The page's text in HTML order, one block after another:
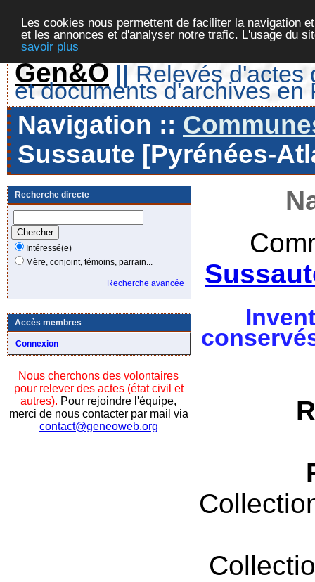
Les cookies nous permettent de faciliter la navigation
et les annonces et d'analyser notre trafic. L'usage du
savoir plus
Gen&O || Relevés d'actes
et documents d'archives en
Navigation ::
Sussaute [Pyrénées-
Recherche directe
Intéressé(e)
Mère, conjoint, témoins, parrain...
Recherche avancée
Accès membres
Connexion
Nous cherchons des volontaires
pour relever des actes (état civil et
autres). Pour rejoindre l'équipe,
merci de nous contacter par mail via
contact@geneoweb.org